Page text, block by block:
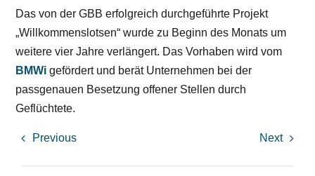
Das von der GBB erfolgreich durchgeführte Projekt
„Willkommenslotsen“ wurde zu Beginn des Monats um
weitere vier Jahre verlängert. Das Vorhaben wird vom
BMWi gefördert und berät Unternehmen bei der
passgenauen Besetzung offener Stellen durch
Geflüchtete.
Previous Next